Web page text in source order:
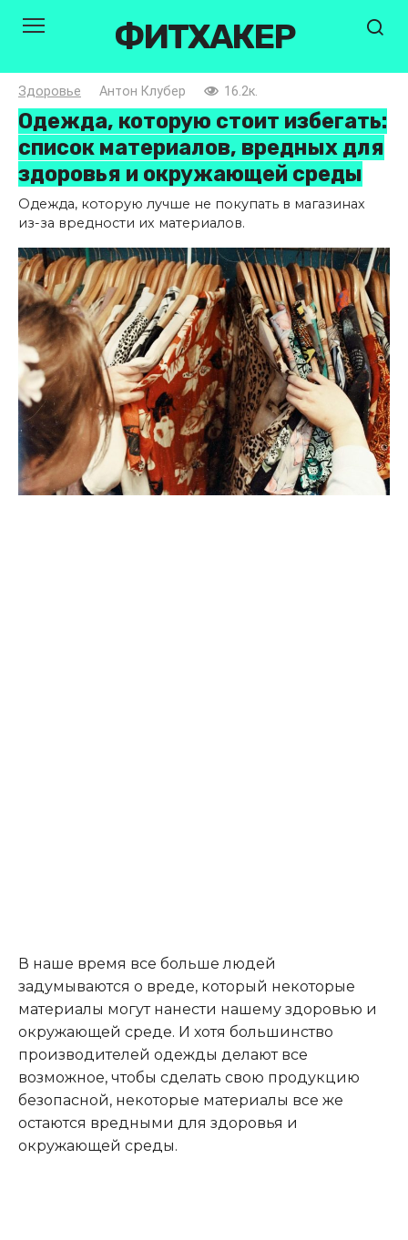
ФИТХАКЕР
Здоровье Антон Клубер 16.2к.
Одежда, которую стоит избегать:
список материалов, вредных для
здоровья и окружающей среды
Одежда, которую лучше не покупать в магазинах
из-за вредности их материалов.
В наше время все больше людей
задумываются о вреде, который некоторые
материалы могут нанести нашему здоровью и
окружающей среде. И хотя большинство
производителей одежды делают все
возможное, чтобы сделать свою продукцию
безопасной, некоторые материалы все же
остаются вредными для здоровья и
окружающей среды.